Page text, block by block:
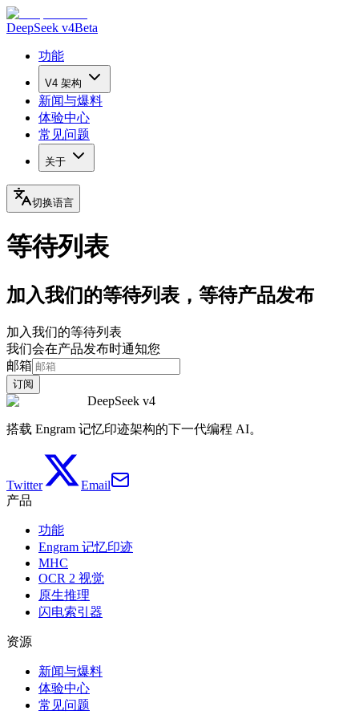
DeepSeek v4Beta
功能
V4 架构
新闻与爆料
体验中心
常见问题
关于
切换语言
等待列表
加入我们的等待列表，等待产品发布
加入我们的等待列表
我们会在产品发布时通知您
邮箱
订阅
DeepSeek v4
搭载 Engram 记忆印迹架构的下一代编程 AI。
Twitter
Email
产品
功能
Engram 记忆印迹
MHC
OCR 2 视觉
原生推理
闪电索引器
资源
新闻与爆料
体验中心
常见问题